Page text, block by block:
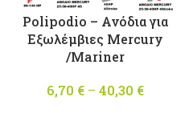
Polipodio – Ανόδια για
Εξωλέμβιες Mercury
/Mariner
6,70 € – 40,30 €